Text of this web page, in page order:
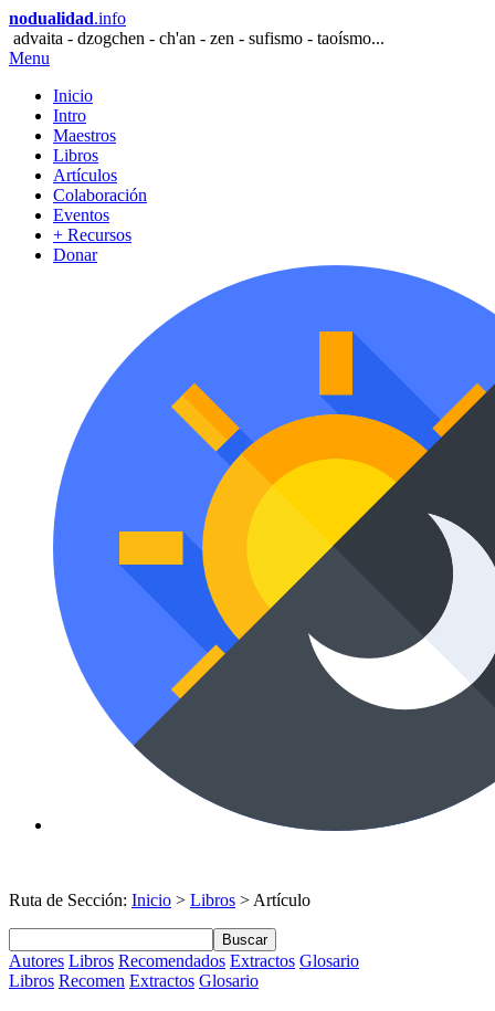
nodualidad.info
advaita - dzogchen - ch'an - zen - sufismo - taoísmo...
Menu
Inicio
Intro
Maestros
Libros
Artículos
Colaboración
Eventos
+ Recursos
Donar
Ruta de Sección: Inicio > Libros > Artículo
Buscar
Autores Libros Recomendados Extractos Glosario
Libros Recomen Extractos Glosario